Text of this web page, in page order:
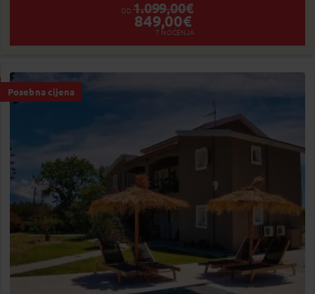
OD 1.099,00€
849,00€
7 NOĆENJA
Posebna cijena